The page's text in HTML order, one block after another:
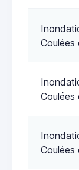
Coulées
Coulées
Coulées